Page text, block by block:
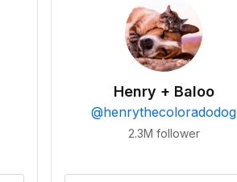
Henry + Baloo
@henrythecoloradodog
2.3M follower